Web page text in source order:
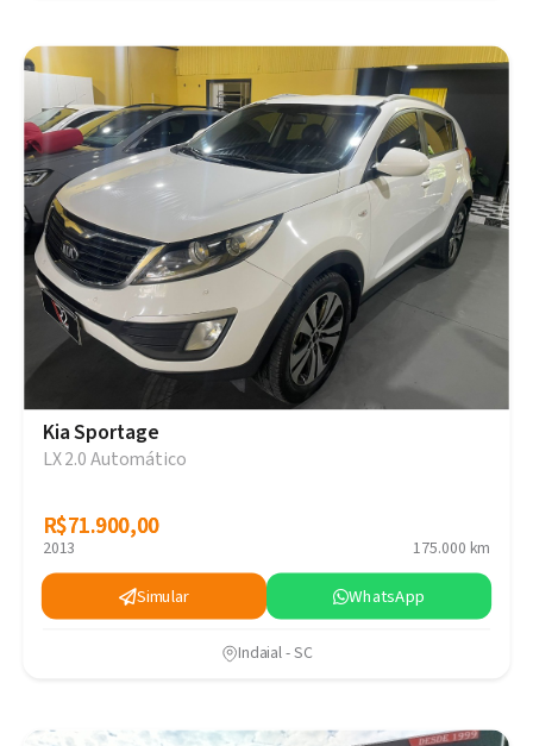
Kia Sportage
LX 2.0 Automático
R$71.900,00
R$71.900,00
2013 175.000 km
Simular WhatsApp
Indaial - SC